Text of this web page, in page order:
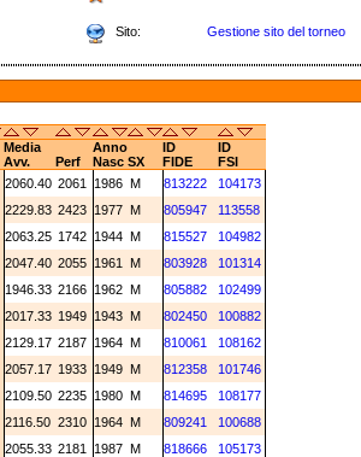
Sito: Gestione sito del torneo
Media Anno ID
ID
Avv. Perf Nasc SX FIDE
FSI
2060.40 2061 1986 M 813222
104173
2229.83 2423 1977 M 805947
113558
2063.25 1742 1944 M 815527
104982
2047.40 2055 1961 M 803928
101314
1946.33 2166 1962 M 805882
102499
2017.33 1949 1943 M 802450
100882
2129.17 2187 1964 M 810061
108162
2057.17 1933 1949 M 812358
101746
2109.50 2235 1980 M 814695
108177
2116.50 2310 1964 M 809241
100688
2055.33 2181 1987 M 818666
105173